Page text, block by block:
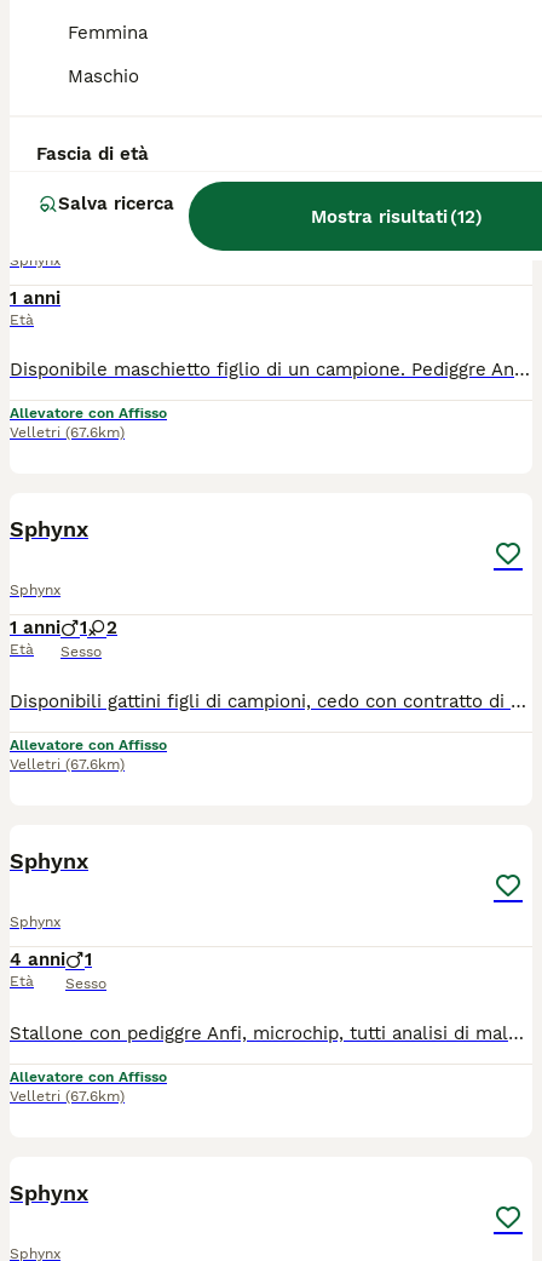
Femmina
Maschio
Fascia di età
Salva ricerca
Mostra risultati(12)
Sphynx
Sphynx
1 anni
Età
Disponibile maschietto figlio di un campione. Pediggre Anfi. Genitori Hcm,Felv,Fiv-Negativo PER INFO 389-0929233 Cedo da compagnia e riproduzione INSTAGRAM anubis_e_ade
Allevatore con Affisso
Velletri (67.6km)
Sphynx
Sphynx
1 anni
Età
1 2
Sesso
Disponibili gattini figli di campioni, cedo con contratto di cessione, ricevuta, certificato medico, libretto di vaccinazioni. Genitori-Hcm,Felv,Fiv-Negativo PER INFO SOL AL ****** INSTAGRAM. anubis_e_ade
Allevatore con Affisso
Velletri (67.6km)
Sphynx
Sphynx
4 anni
Età
1
Sesso
Stallone con pediggre Anfi, microchip, tutti analisi di malattie infettive e eco cardiogramma (negativo) Cerca fidanzata PER INFO ****** INSTAGRAM anubis_e_ade
Allevatore con Affisso
Velletri (67.6km)
Sphynx
Sphynx